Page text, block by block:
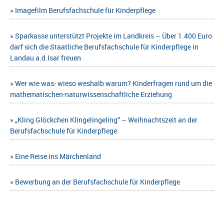
Imagefilm Berufsfachschule für Kinderpflege
Sparkasse unterstützt Projekte im Landkreis – Über 1.400 Euro
darf sich die Staatliche Berufsfachschule für Kinderpflege in
Landau a.d.Isar freuen
Wer wie was- wieso weshalb warum? Kinderfragen rund um die
mathematischen-naturwissenschaftliche Erziehung
„Kling Glöckchen Klingelingeling“ – Weihnachtszeit an der
Berufsfachschule für Kinderpflege
Eine Reise ins Märchenland
Bewerbung an der Berufsfachschule für Kinderpflege